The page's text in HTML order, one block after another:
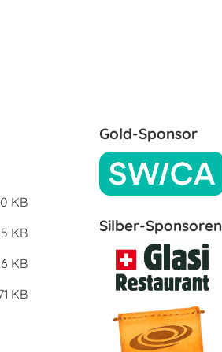
KB
KB
KB
KB
Gold-Sponsor
Silber-Sponsoren